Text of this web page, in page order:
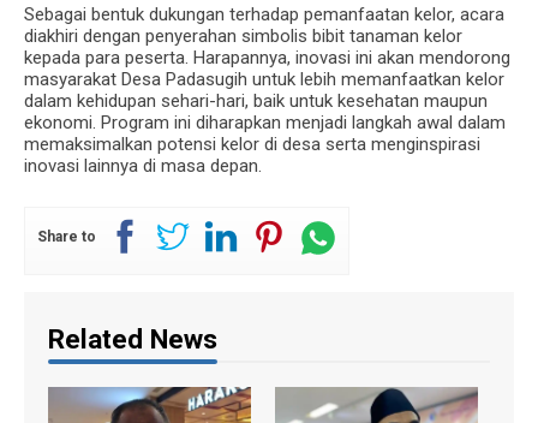
Sebagai bentuk dukungan terhadap pemanfaatan kelor, acara
diakhiri dengan penyerahan simbolis bibit tanaman kelor
kepada para peserta. Harapannya, inovasi ini akan mendorong
masyarakat Desa Padasugih untuk lebih memanfaatkan kelor
dalam kehidupan sehari-hari, baik untuk kesehatan maupun
ekonomi. Program ini diharapkan menjadi langkah awal dalam
memaksimalkan potensi kelor di desa serta menginspirasi
inovasi lainnya di masa depan.
Share to
Related News